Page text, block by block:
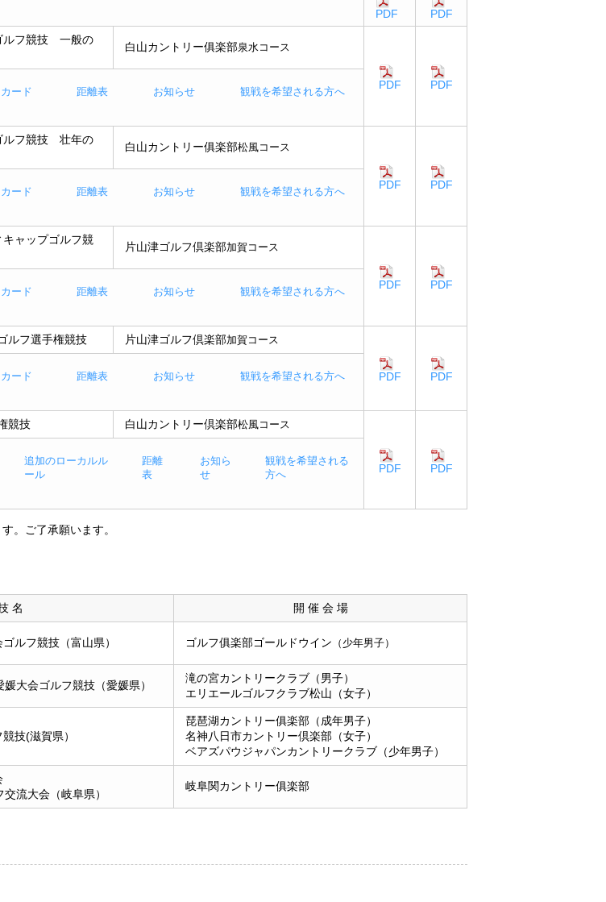
PDF PDF
ルフ競技 一般の
白山カントリー俱楽部泉水コース
PDF PDF
ード 距離表 お知らせ 観戦を希望される方へ
ルフ競技 壮年の
白山カントリー俱楽部松風コース
PDF PDF
ード 距離表 お知らせ 観戦を希望される方へ
ャップゴルフ競
片山津ゴルフ倶楽部加賀コース
PDF PDF
ード 距離表 お知らせ 観戦を希望される方へ
ルフ選手権競技 片山津ゴルフ倶楽部加賀コース
PDF PDF
ード 距離表 お知らせ 観戦を希望される方へ
競技 白山カントリー倶楽部松風コース
PDF PDF
追加のローカルル
ール
距離
表
お知ら
せ
観戦を希望される
方へ
。ご了承願います。
名 開 催 会 場
ルフ競技（富山県） ゴルフ俱楽部ゴールドウイン （少年男子）
大会ゴルフ競技（愛媛県）
滝の宮カントリークラブ（男子）
エリエールゴルフクラブ松山（女子）
競技(滋賀県）
琵琶湖カントリー俱楽部（成年男子）
名神八日市カントリー倶楽部（女子）
ベアズパウジャパンカントリークラブ（少年男子）
流大会（岐阜県）
岐阜関カントリー俱楽部